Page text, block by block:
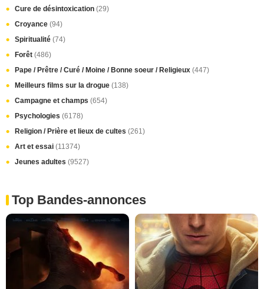
Cure de désintoxication (29)
Croyance (94)
Spiritualité (74)
Forêt (486)
Pape / Prêtre / Curé / Moine / Bonne soeur / Religieux (447)
Meilleurs films sur la drogue (138)
Campagne et champs (654)
Psychologies (6178)
Religion / Prière et lieux de cultes (261)
Art et essai (11374)
Jeunes adultes (9527)
Top Bandes-annonces